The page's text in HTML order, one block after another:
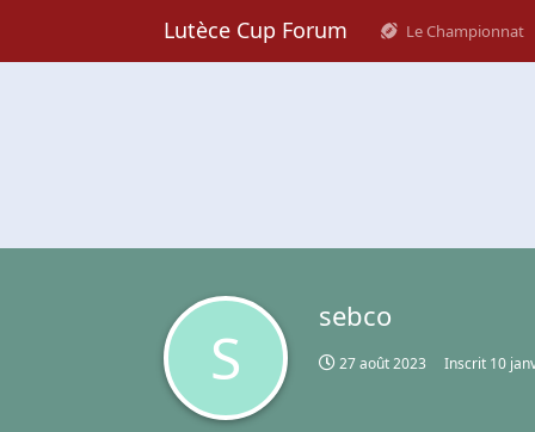
Lutèce Cup Forum Le Championnat
S
sebco
27 août 2023 Inscrit 10